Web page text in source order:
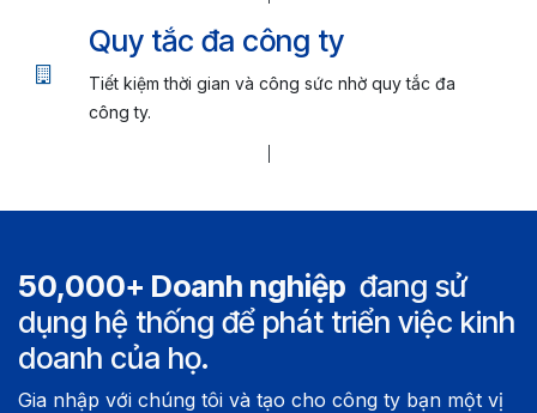
Quy tắc đa công ty
Tiết kiệm thời gian và công sức nhờ quy tắc đa
công ty.
50,000+ Doanh nghiệp đang sử
dụng hệ thống để phát triển việc kinh
doanh của họ.
Gia nhập với chúng tôi và tạo cho công ty bạn một vị